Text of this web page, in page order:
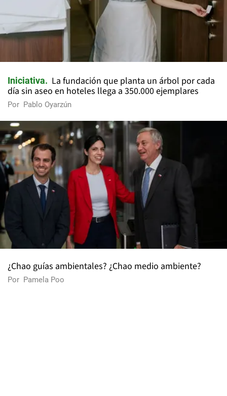
Iniciativa
La fundación que planta un árbol por cada
día sin aseo en hoteles llega a 350.000 ejemplares
Por Pablo Oyarzún
¿Chao guías ambientales? ¿Chao medio ambiente?
Por Pamela Poo